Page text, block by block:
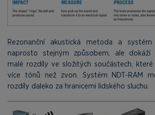
Rezonanční akustická metoda a systém
naprosto stejným způsobem, ale dokáží
malé rozdíly ve složitých součástech,
více tónů než zvon. Systém NDT-RAM
rozdíly daleko za hranicemi lidského sluchu.